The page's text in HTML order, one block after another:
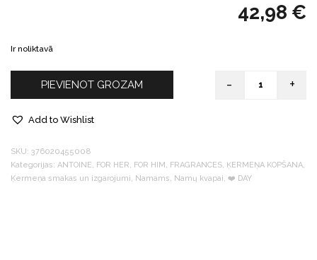
42,98 €
Ir noliktavā
Quantity
- +
PIEVIENOT GROZAM
Add to Wishlist
SKU: 376020455008
Kategorijas: ANTOINE, FOR HER, FOR HIM , FRAGRANCES, ĶERMEŅA KOPŠANA,
Ķermeņa smakas un izgarojumi, Namams, Namų kvapai, ❤️️ DAY